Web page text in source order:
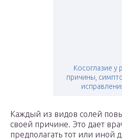
Косоглазие у
причины,
Каждый из видов солей
своей причине. Это дает
предполагать тот или иной